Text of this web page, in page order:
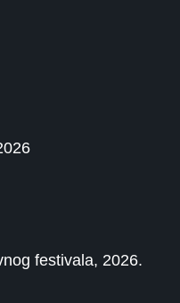
festivala, 2026.